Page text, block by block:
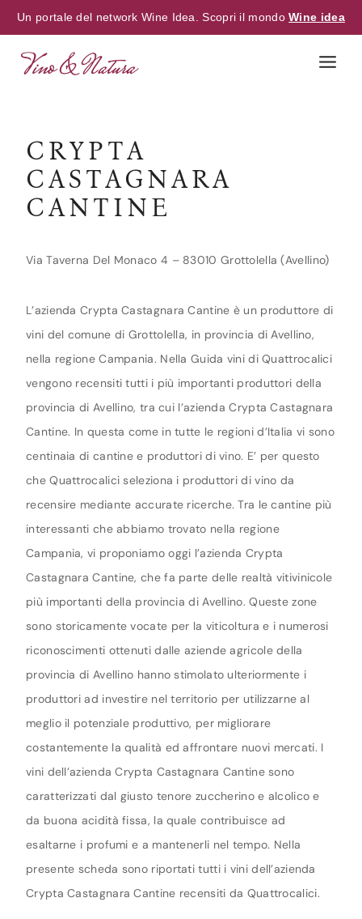
Un portale del network Wine Idea. Scopri il mondoWine idea
CRYPTA
CASTAGNARA
CANTINE
Via Taverna Del Monaco 4 – 83010 Grottolella (Avellino)
L’azienda Crypta Castagnara Cantine è un produttore di
vini del comune di Grottolella, in provincia di Avellino,
nella regione Campania. Nella Guida vini di Quattrocalici
vengono recensiti tutti i più importanti produttori della
provincia di Avellino, tra cui l’azienda Crypta Castagnara
Cantine. In questa come in tutte le regioni d’Italia vi sono
centinaia di cantine e produttori di vino. E’ per questo
che Quattrocalici seleziona i produttori di vino da
recensire mediante accurate ricerche. Tra le cantine più
interessanti che abbiamo trovato nella regione
Campania, vi proponiamo oggi l’azienda Crypta
Castagnara Cantine, che fa parte delle realtà vitivinicole
più importanti della provincia di Avellino. Queste zone
sono storicamente vocate per la viticoltura e i numerosi
riconoscimenti ottenuti dalle aziende agricole della
provincia di Avellino hanno stimolato ulteriormente i
produttori ad investire nel territorio per utilizzarne al
meglio il potenziale produttivo, per migliorare
costantemente la qualità ed affrontare nuovi mercati. I
vini dell’azienda Crypta Castagnara Cantine sono
caratterizzati dal giusto tenore zuccherino e alcolico e
da buona acidità fissa, la quale contribuisce ad
esaltarne i profumi e a mantenerli nel tempo. Nella
presente scheda sono riportati tutti i vini dell’azienda
Crypta Castagnara Cantine recensiti da Quattrocalici.